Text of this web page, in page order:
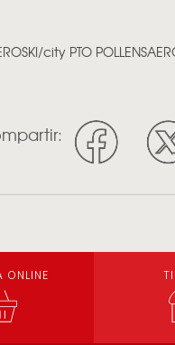
city PTO POLLENSA
ONLINE